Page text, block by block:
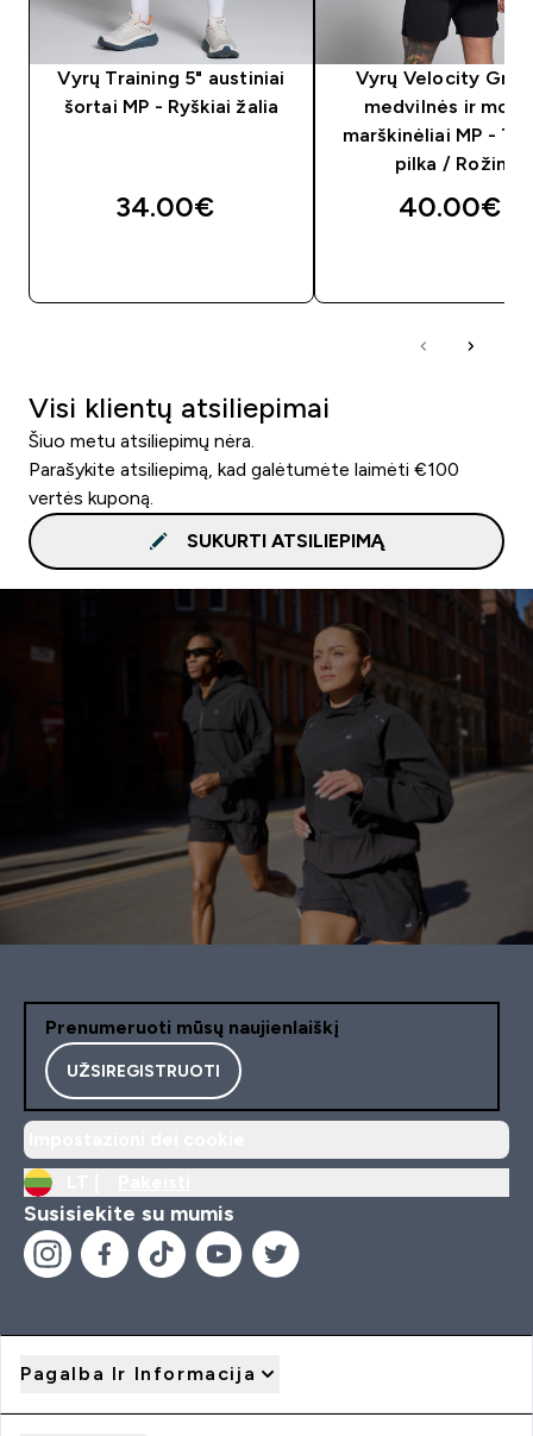
Vyrų Training 5" austiniai
šortai MP - Ryškiai žalia
34.00€‎
Vyrų Velocity
medvilnės ir
marškinėliai MP -
pilka / Rožinė
40.00€‎
Visi klientų atsiliepimai
Šiuo metu atsiliepimų nėra.
Parašykite atsiliepimą, kad galėtumėte laimėti €100
vertės kuponą.
SUKURTI ATSILIEPIMĄ
Prenumeruoti mūsų naujienlaiškį
UŽSIREGISTRUOTI
Susisiekite su mumis
Pagalba Ir Informacija